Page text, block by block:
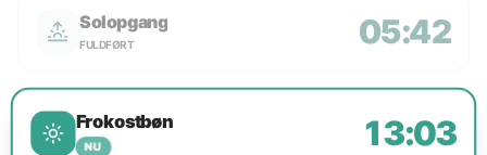
Solopgang
FULDFØRT 05:42
Frokostbøn
NU 13:03